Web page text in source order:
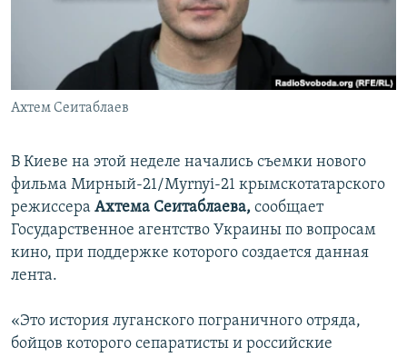
ПОБЕДИТЕЛЕЙ НЕ СУДЯТ?
КРЫМ.НЕПОКОРЕННЫЙ
ELIFBE
УКРАИНСКАЯ ПРОБЛЕМА КРЫМА
Ахтем Сеитаблаев
В Киеве на этой неделе начались съемки нового
фильма Мирный-21/Myrnyi-21 крымскотатарского
режиссера Ахтема Сеитаблаева, сообщает
Государственное агентство Украины по вопросам
кино, при поддержке которого создается данная
лента.
«Это история луганского пограничного отряда,
бойцов которого сепаратисты и российские